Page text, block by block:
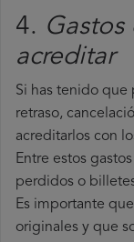
4.
acreditar
Si has tenido que
retraso,
acreditarlos con
Entre estos
perdidos o
Es importante
originales y que